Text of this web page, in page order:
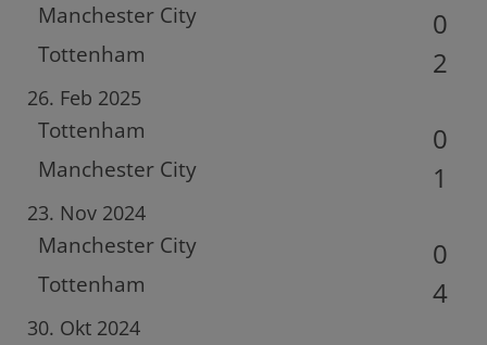
Manchester City
Tottenham
0
2
26. Feb 2025
Tottenham
Manchester City
0
1
23. Nov 2024
Manchester City
Tottenham
0
4
30. Okt 2024